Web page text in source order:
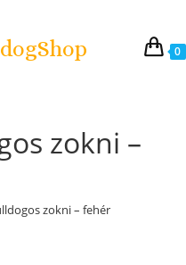
0
zokni –
zokni – fehér